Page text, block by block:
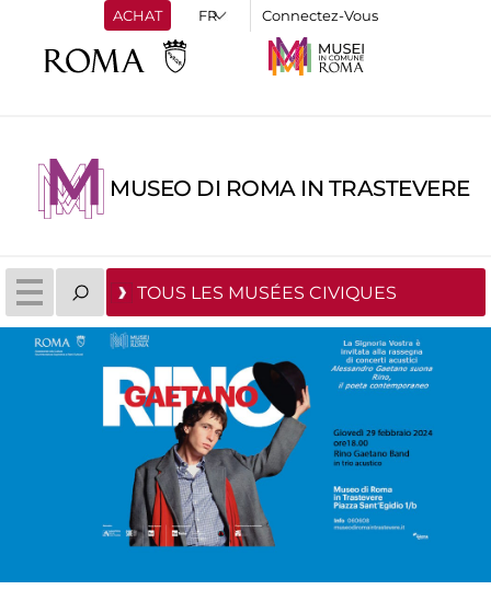
ACHAT Connectez-Vous
MUSEO DI ROMA IN TRASTEVERE
TOUS LES MUSÉES CIVIQUES